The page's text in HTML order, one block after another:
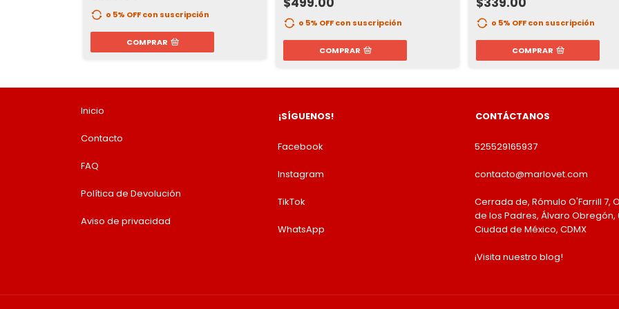
o 5% OFFcon suscripción
COMPRAR
o 5% OFFcon suscripción
COMPRAR
o 5% OFFcon suscripción
COMPRAR
Inicio
Contacto
FAQ
Política de Devolución
Aviso de privacidad
¡SÍGUENOS!
Facebook
Instagram
TikTok
WhatsApp
CONTÁCTANOS
525529165937
contacto@marlovet.com
Cerrada de, Rómulo O'Farrill 7,
de los Padres, Álvaro Obregón,
Ciudad de México, CDMX
¡Visita nuestro blog!